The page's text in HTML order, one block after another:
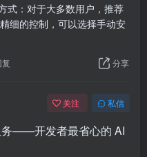
式：对于大多数用户，推荐
细的控制，可以选择手动安
复 分享
关注 私信
务——开发者最省心的 AI